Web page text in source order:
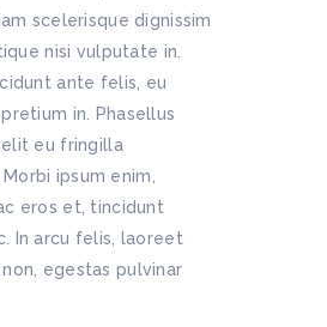
scelerisque dignissim
nisi vulputate in.
ante felis, eu
in. Phasellus
eu fringilla
ipsum enim,
eros et, tincidunt
In arcu felis, laoreet
egestas pulvinar